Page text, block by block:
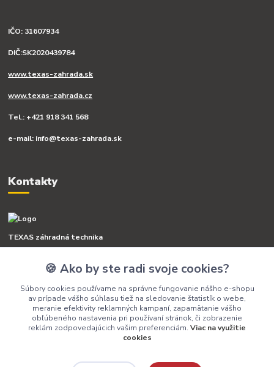
IČO: 31607934
DIČ:SK2020439784
www.texas-zahrada.sk
www.texas-zahrada.cz
Tel.: +421 918 341 568
e-mail: info@texas-zahrada.sk
Kontakty
TEXAS záhradná technika
+421 918 341 568
info@texas-zahrada.sk
🍪 Ako by ste radi svoje cookies?
Súbory cookies používame na správne fungovanie nášho e-shopu
av prípade vášho súhlasu tiež na sledovanie štatistík o webe,
meranie efektivity reklamných kampaní, zapamätanie vášho
obľúbeného nastavenia pri používaní stránok, či zobrazenie
reklám zodpovedajúcich vašim preferenciám. Viac na využitie
cookies